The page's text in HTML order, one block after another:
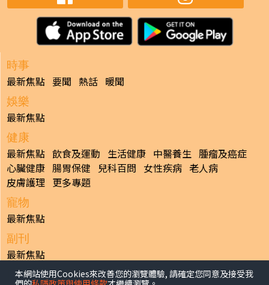
時事
最新焦點 要聞 熱話 暖聞
娛樂
最新焦點
健康
最新焦點 飲食及運動 生活健康 中醫養生 腫瘤及癌症
心臟健康 腸胃保健 兒科百問 女性疾病 老人病
皮膚護理 更多專題
寵物
最新焦點
副刊
最新焦點
日報
本網站使用Cookies來改善您的瀏覽體驗, 請確定您同意及接受我